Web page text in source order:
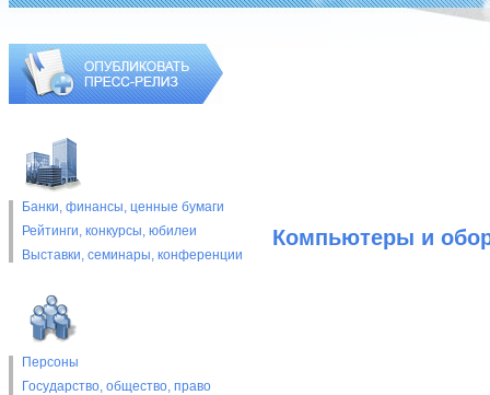
Банки, финансы, ценные бумаги
Рейтинги, конкурсы, юбилеи
Выставки, cеминары, конференции
Персоны
Государство, общество, право
Компьютеры и